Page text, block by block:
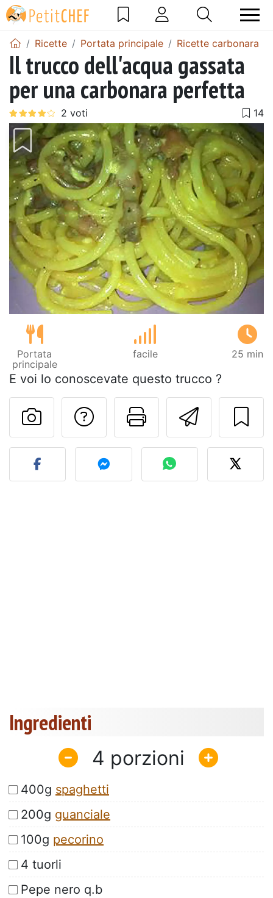
Ricette Portata principale Ricette carbonara
Il trucco dell'acqua gassata
per una carbonara perfetta
Portata
principale
facile 25 min
E voi lo conoscevate questo trucco ?
Invia
Stampa la
Contatta l'autore
Pubblica la foto di
Ingredienti
4
400g spaghetti
200g guanciale
100g pecorino
4 tuorli
Pepe nero q.b